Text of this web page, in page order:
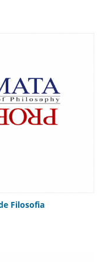
Filosofia